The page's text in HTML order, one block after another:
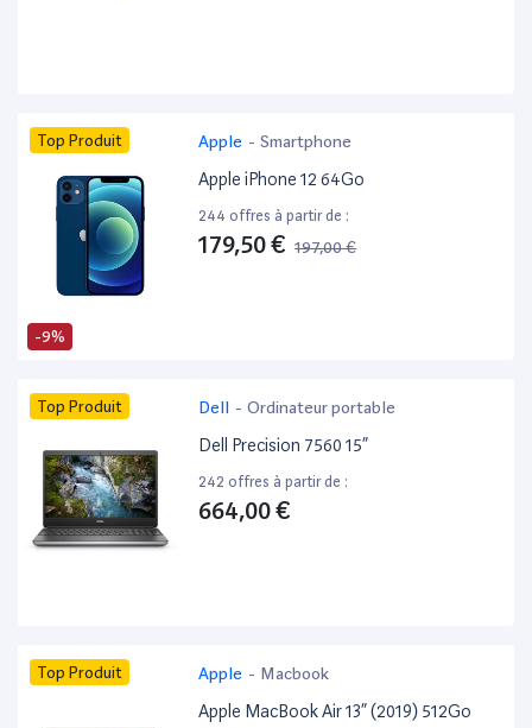
-9%
Top Produit Apple - Smartphone
Apple iPhone 12 64Go
244 offres à partir de :
179,50 € 197,00 €
Top Produit Dell - Ordinateur portable
Dell Precision 7560 15”
242 offres à partir de :
664,00 €
Top Produit Apple - Macbook
Apple MacBook Air 13” (2019) 512Go